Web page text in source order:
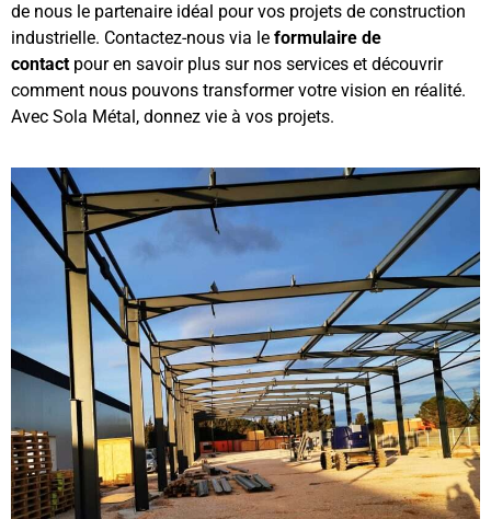
de nous le partenaire idéal pour vos projets de construction
industrielle. Contactez-nous via le formulaire de
contact pour en savoir plus sur nos services et découvrir
comment nous pouvons transformer votre vision en réalité.
Avec Sola Métal, donnez vie à vos projets.